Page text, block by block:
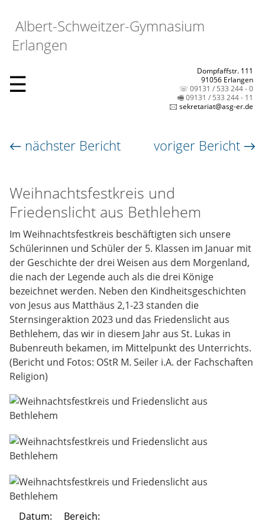
Albert-Schweitzer-Gymnasium
Erlangen
☰
Dompfaffstr. 111
91056 Erlangen
☏ 09131 / 533 244 - 0
🖷 09131 / 533 244 - 11
🖂 sekretariat@asg-er.de
← nächster Bericht voriger Bericht →
Weihnachtsfestkreis und
Friedenslicht aus Bethlehem
Im Weihnachtsfestkreis beschäftigten sich unsere
Schülerinnen und Schüler der 5. Klassen im Januar mit
der Geschichte der drei Weisen aus dem Morgenland,
die nach der Legende auch als die drei Könige
bezeichnet werden. Neben den Kindheitsgeschichten
von Jesus aus Matthäus 2,1-23 standen die
Sternsingeraktion 2023 und das Friedenslicht aus
Bethlehem, das wir in diesem Jahr aus St. Lukas in
Bubenreuth bekamen, im Mittelpunkt des Unterrichts.
(Bericht und Fotos: OStR M. Seiler i.A. der Fachschaften
Religion)
Datum: Bereich: